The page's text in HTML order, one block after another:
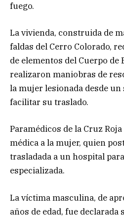
fuego.
La vivienda, construida de
faldas del Cerro Colorado,
de elementos del Cuerpo de
realizaron maniobras de
la mujer lesionada desde un
facilitar su traslado.
Paramédicos de la Cruz
médica a la mujer, quien
trasladada a un hospital
especializada.
La víctima masculina, de
años de edad, fue declarada